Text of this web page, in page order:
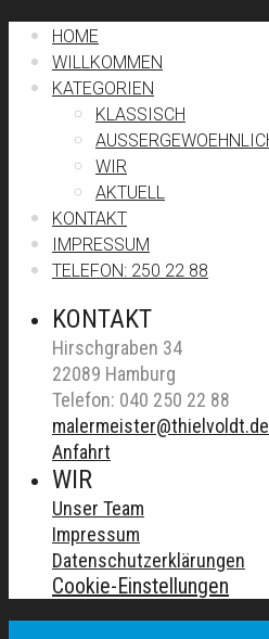
HOME
WILLKOMMEN
KATEGORIEN
KLASSISCH
AUSSERGEWOEHNLICH
WIR
AKTUELL
KONTAKT
IMPRESSUM
TELEFON: 250 22 88
KONTAKT
Hirschgraben 34
22089 Hamburg
Telefon: 040 250 22 88
malermeister@thielvoldt.de
Anfahrt
WIR
Unser Team
Impressum
Datenschutzerklärungen
Cookie-Einstellungen